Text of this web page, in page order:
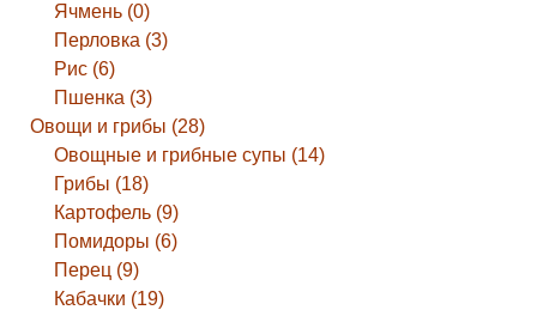
Ячмень (0)
Перловка (3)
Рис (6)
Пшенка (3)
Овощи и грибы (28)
Овощные и грибные супы (14)
Грибы (18)
Картофель (9)
Помидоры (6)
Перец (9)
Кабачки (19)